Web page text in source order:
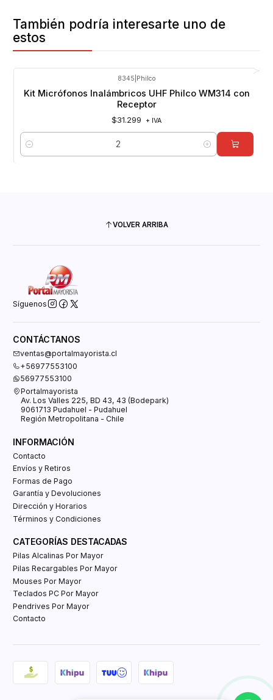
También podría interesarte uno de
estos
8345 Philco
Kit Micrófonos Inalámbricos UHF Philco WM314 con
Receptor
$31.299 + IVA
Cantidad
VOLVER ARRIBA
Síguenos
CONTÁCTANOS
ventas@portalmayorista.cl
+56977553100
56977553100
Portalmayorista
Av. Los Valles 225, BD 43, 43 (Bodepark)
9061713 Pudahuel - Pudahuel
Región Metropolitana - Chile
INFORMACIÓN
Contacto
Envíos y Retiros
Formas de Pago
Garantía y Devoluciones
Dirección y Horarios
Términos y Condiciones
CATEGORÍAS DESTACADAS
Pilas Alcalinas Por Mayor
Pilas Recargables Por Mayor
Mouses Por Mayor
Teclados PC Por Mayor
Pendrives Por Mayor
Contacto